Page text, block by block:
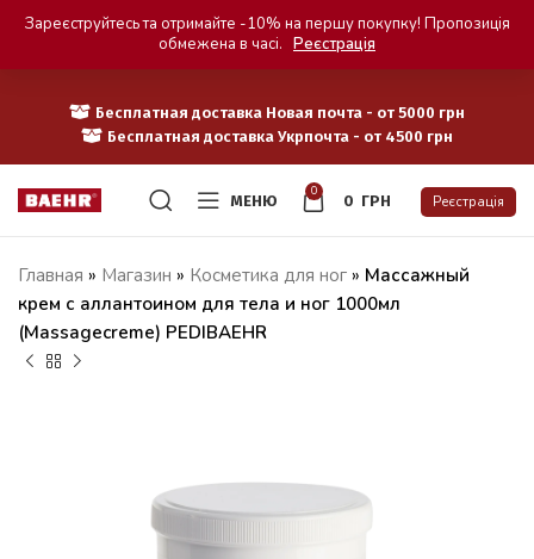
Бесплатная доставка Новая почта - от 5000 грн
Бесплатная доставка Укрпочта - от 4500 грн
МЕНЮ
0
0 ГРН Реєстрація
Главная » Магазин » Косметика для ног » Массажный
крем с аллантоином для тела и ног 1000мл
(Massagecreme) PEDIBAEHR
Зареєструйтесь та отримайте -10% на першу покупку! Пропозиція
обмежена в часі. Реєстрація